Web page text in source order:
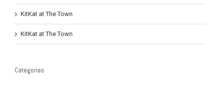
KitKat at The Town
KitKat at The Town
Categorias